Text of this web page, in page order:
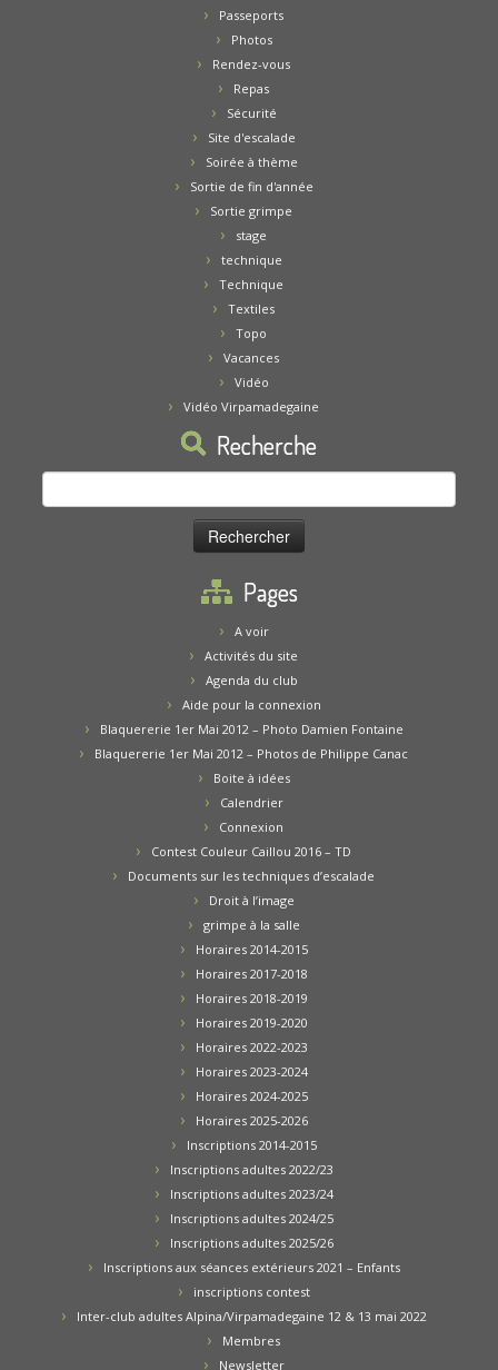
Passeports
Photos
Rendez-vous
Repas
Sécurité
Site d'escalade
Soirée à thème
Sortie de fin d'année
Sortie grimpe
stage
technique
Technique
Textiles
Topo
Vacances
Vidéo
Vidéo Virpamadegaine
Recherche
Rechercher :
Pages
A voir
Activités du site
Agenda du club
Aide pour la connexion
Blaquererie 1er Mai 2012 – Photo Damien Fontaine
Blaquererie 1er Mai 2012 – Photos de Philippe Canac
Boite à idées
Calendrier
Connexion
Contest Couleur Caillou 2016 – TD
Documents sur les techniques d’escalade
Droit à l’image
grimpe à la salle
Horaires 2014-2015
Horaires 2017-2018
Horaires 2018-2019
Horaires 2019-2020
Horaires 2022-2023
Horaires 2023-2024
Horaires 2024-2025
Horaires 2025-2026
Inscriptions 2014-2015
Inscriptions adultes 2022/23
Inscriptions adultes 2023/24
Inscriptions adultes 2024/25
Inscriptions adultes 2025/26
Inscriptions aux séances extérieurs 2021 – Enfants
inscriptions contest
Inter-club adultes Alpina/Virpamadegaine 12 & 13 mai 2022
Membres
Newsletter